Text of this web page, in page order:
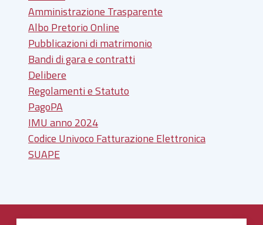
Amministrazione Trasparente
Albo Pretorio Online
Pubblicazioni di matrimonio
Bandi di gara e contratti
Delibere
Regolamenti e Statuto
PagoPA
IMU anno 2024
Codice Univoco Fatturazione Elettronica
SUAPE